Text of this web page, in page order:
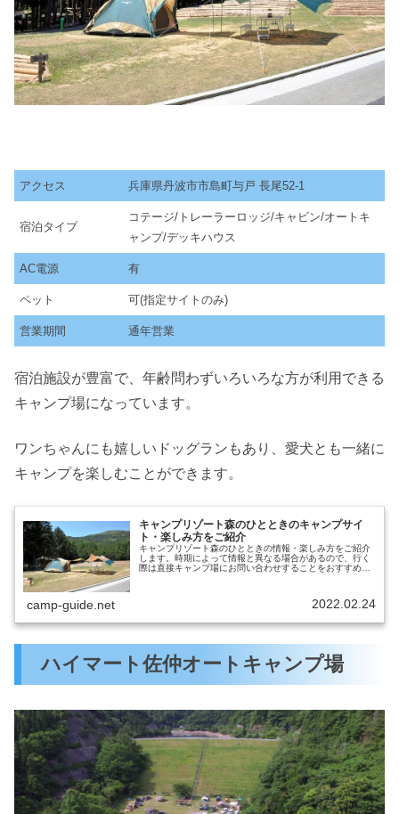
アクセス 兵庫県丹波市市島町与戸 長尾52-1
宿泊タイプ
コテージ/トレーラーロッジ/キャビン/オートキ
ャンプ/デッキハウス
AC電源 有
ペット 可(指定サイトのみ)
営業期間 通年営業
宿泊施設が豊富で、年齢問わずいろいろな方が利用できる
キャンプ場になっています。
ワンちゃんにも嬉しいドッグランもあり、愛犬とも一緒に
キャンプを楽しむことができます。
キャンプリゾート森のひとときのキャンプサイ
ト・楽しみ方をご紹介
キャンプリゾート森のひとときの情報・楽しみ方をご紹介
します。時期によって情報と異なる場合があるので、行く
際は直接キャンプ場にお問い合わせすることをおすすめし
camp-guide.net 2022.02.24
ハイマート佐仲オートキャンプ場